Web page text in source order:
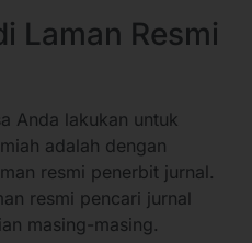
Laman Resmi
Anda lakukan untuk
adalah dengan
resmi penerbit jurnal.
resmi pencari jurnal
masing-masing.